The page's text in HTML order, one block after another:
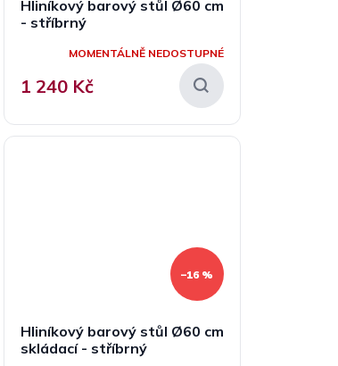
Hliníkový barový stůl Ø60 cm
- stříbrný
MOMENTÁLNĚ NEDOSTUPNÉ
1 240 Kč
–16 %
Hliníkový barový stůl Ø60 cm
skládací - stříbrný